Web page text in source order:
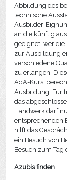
Abbildung des
technische
Ausbilder-
an die künftig
geeignet, wer
zur Ausbildung
verschiedene
zu erlangen.
AdA-Kurs,
Ausbildung. Für
das
Handwerk darf
entsprechenden
hilft das
ein Besuch von
Besuch zum Tag
Azubis finden